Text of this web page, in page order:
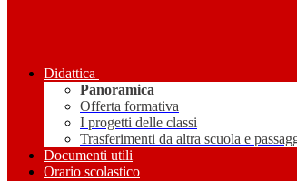
Didattica
Panoramica
Offerta formativa
I progetti delle classi
Trasferimenti da altra scuola e
Documenti utili
Orario scolastico